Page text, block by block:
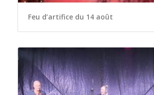
Feu d’artifice du 14 août